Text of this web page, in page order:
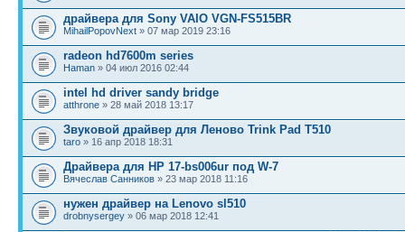
драйвера для Sony VAIO VGN-FS515BR
MihailPopovNext » 07 мар 2019 23:16
radeon hd7600m series
Haman » 04 июл 2016 02:44
intel hd driver sandy bridge
atthrone » 28 май 2018 13:17
Звуковой драйвер для Леново Trink Pad T510
taro » 16 апр 2018 18:31
Драйвера для HP 17-bs006ur под W-7
Вячеслав Санников » 23 мар 2018 11:16
нужен драйвер на Lenovo sl510
drobnysergey » 06 мар 2018 12:41